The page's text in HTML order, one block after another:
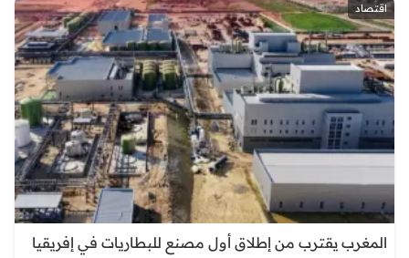
اقتصاد
المغرب يقترب من إطلاق أول مصنع للبطاريات في إفريقيا